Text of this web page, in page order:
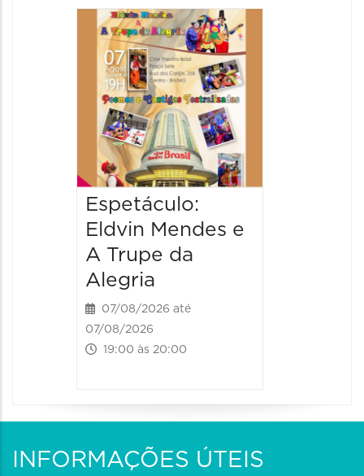
Espetáculo:
Eldvin Mendes e
A Trupe da
Alegria
07/08/2026 até
07/08/2026
19:00 às 20:00
INFORMAÇÕES ÚTEIS